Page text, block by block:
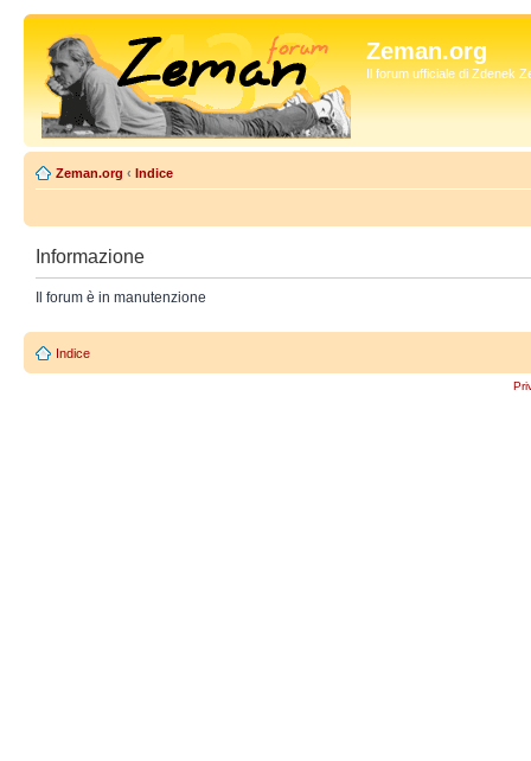
Zeman.org
Il forum ufficiale di Zdenek
Zeman.org ‹ Indice
Informazione
Il forum è in manutenzione
Indice